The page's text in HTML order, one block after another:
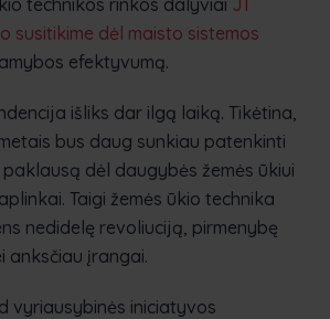
susitikime dėl maisto sistemos
efektyvumą.
išliks dar ilgą laiką. Tikėtina,
bus daug sunkiau patenkinti
dėl daugybės žemės ūkiui
Taigi žemės ūkio technika
nedidelę revoliuciją, pirmenybę
anksčiau įrangai.
vyriausybinės iniciatyvos